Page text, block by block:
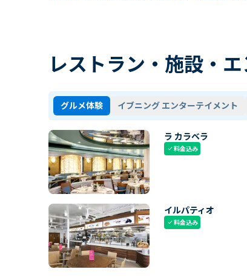
レストラン・施設・
グルメ体験 イブニング エンターテイメント
ラ カラベラ
check料金込み
イルパティオ
check料金込み